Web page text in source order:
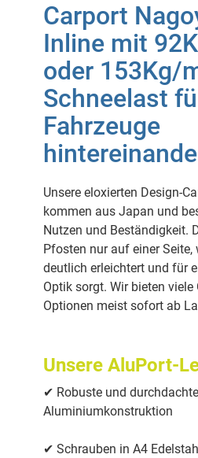
Carport
Inline mit
oder 153Kg/
Schneelast
Fahrzeuge
Unsere eloxierten Design-
kommen aus Japan und
Nutzen und Beständigkeit.
Pfosten nur auf einer
deutlich erleichtert und für
Optik sorgt. Wir bieten viele
Optionen meist sofort ab
Unsere AluPort-
✔ Robuste und durchdachte
Aluminiumkonstruktion
✔ Schrauben in A4 Edelstahl